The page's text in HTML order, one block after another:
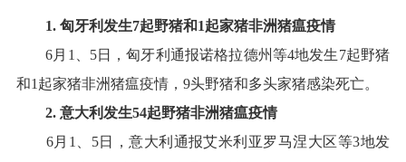
1. 匈牙利发生7起野猪和1起家猪非洲猪瘟疫情
6月 1 5日，匈牙利通报诺格拉德州等4地发生7起野猪
和1 起家猪非洲猪瘟疫情， 9头野猪和多头家猪感染死亡。
2. 意大利发生54起野猪非洲猪瘟疫情
6月 1 5日，意大利通报艾米利亚罗马涅大区等3地发